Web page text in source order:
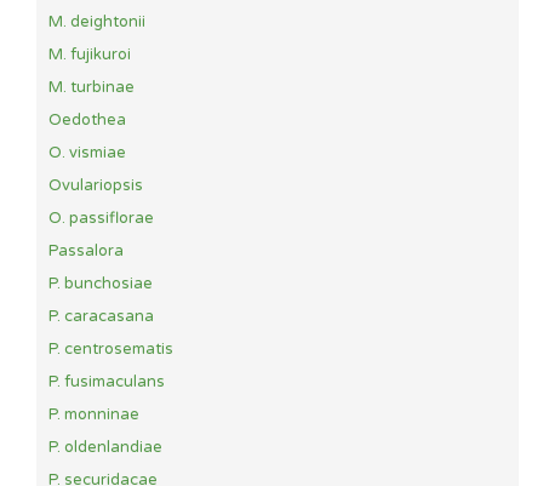
M. deightonii
M. fujikuroi
M. turbinae
Oedothea
O. vismiae
Ovulariopsis
O. passiflorae
Passalora
P. bunchosiae
P. caracasana
P. centrosematis
P. fusimaculans
P. monninae
P. oldenlandiae
P. securidacae